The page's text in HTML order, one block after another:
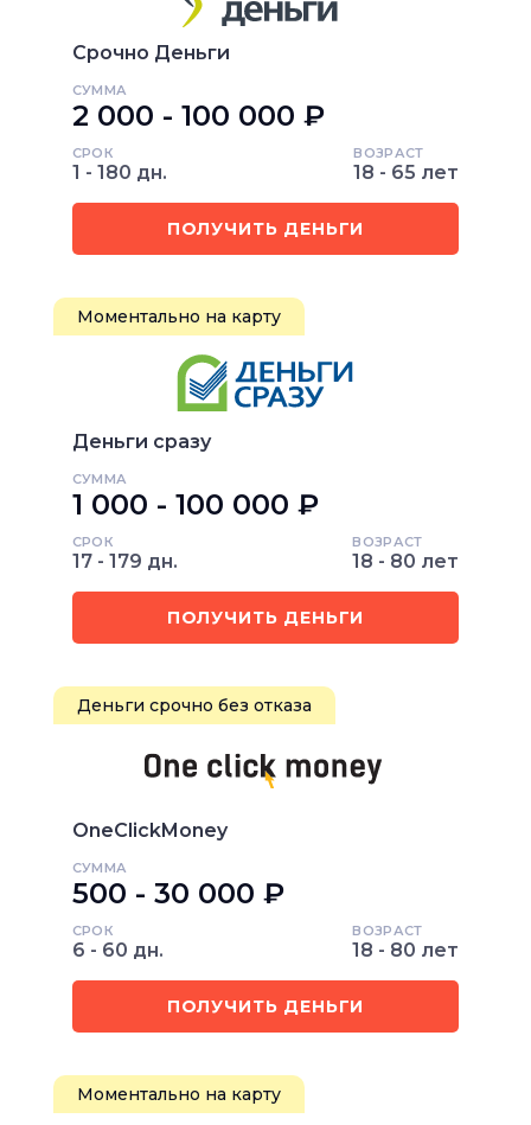
Срочно Деньги
СУММА
2 000 - 100 000 ₽
СРОК
1 - 180 дн.
ВОЗРАСТ
18 - 65 лет
ПОЛУЧИТЬ ДЕНЬГИ
Моментально на карту
Деньги сразу
СУММА
1 000 - 100 000 ₽
СРОК
17 - 179 дн.
ВОЗРАСТ
18 - 80 лет
ПОЛУЧИТЬ ДЕНЬГИ
Деньги срочно без отказа
OneClickMoney
СУММА
500 - 30 000 ₽
СРОК
6 - 60 дн.
ВОЗРАСТ
18 - 80 лет
ПОЛУЧИТЬ ДЕНЬГИ
Моментально на карту